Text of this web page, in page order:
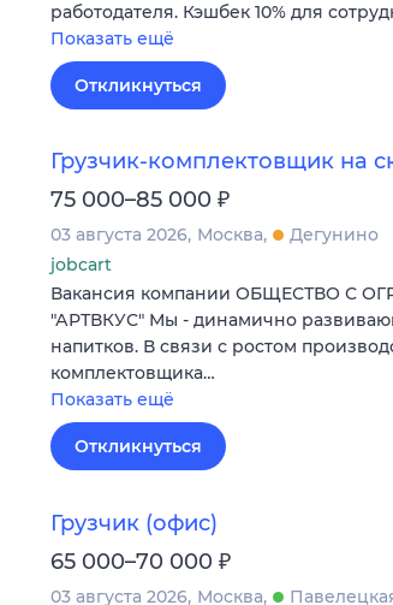
работодателя. Кэшбек 10% для
Показать ещё
Откликнуться
Грузчик-комплектовщик на
75 000–85 000 ₽
03 августа 2026 Москва
Дегунино
jobcart
Вакансия компании ОБЩЕСТВО С
"АРТВКУС" Мы - динамично
напитков. В связи с ростом
комплектовщика…
Показать ещё
Откликнуться
Грузчик (офис)
65 000–70 000 ₽
03 августа 2026 Москва